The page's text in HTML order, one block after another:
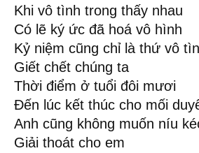
Khi vô tình trong thấy nhau
Có lẽ ký ức đã hoá vô hình
Kỷ niệm cũng chỉ là thứ vô
Giết chết chúng ta
Thời điểm ở tuổi đôi mươi
Đến lúc kết thúc cho mối
Anh cũng không muốn níu
Giải thoát cho em